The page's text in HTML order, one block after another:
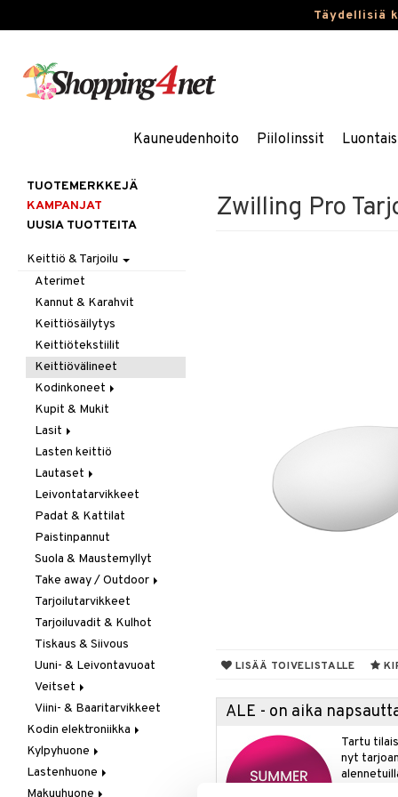
Täydellisiä
Kauneudenhoito Piilolinssit
Zwilling Pro
LISÄÄ TOIVELISTALLE
ALE - on aika
Tartu
nyt
TUOTEMERKKEJÄ
KAMPANJAT
UUSIA TUOTTEITA
Keittiö & Tarjoilu
Aterimet
Kannut & Karahvit
Keittiösäilytys
Keittiötekstiilit
Keittiövälineet
Kodinkoneet
Kahvi, Tee & Espresso
Leivänpaahtimet
Mixerit &
Sähkövatkaimet
Muut koneet
Vedenkeittimet
Kupit & Mukit
Lasit
Juoma- & Cocktailasit
Juomalasit
Olutlasit
Shamppanjalasit
Snapsi- & Aveclasit
Viinilasit
Whiskey- & Konjakkilasit
Lasten keittiö
Lautaset
Asetit
Ruokalautaset
Syvät lautaset
Leivontatarvikkeet
Padat & Kattilat
Paistinpannut
Suola & Maustemyllyt
Take away / Outdoor
Eväslaatikot
Pullot
Termoskannut
Termosmukit
Tarjoilutarvikkeet
Tarjoiluvadit & Kulhot
Tiskaus & Siivous
Uuni- & Leivontavuoat
Veitset
Erityisveitset
Keittiöveitset
Kuorinta- &
Vihannesveitset
Leikkuulaudat
Viini- & Baaritarvikkeet
Kodin elektroniikka
Ääni
Kylpyhuone
Kylpyhuoneen sisustus
Kylpyhuoneen tarvikkeita
Lastenhuone
Kylpyhuoneen koristelu
Makuuhuone